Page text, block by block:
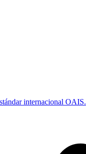
internacional OAIS.